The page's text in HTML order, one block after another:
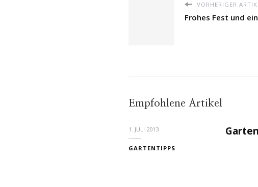
VORHERIGER
Frohes Fest und
Empfohlene Artikel
1. JULI 2013
GARTENTIPPS